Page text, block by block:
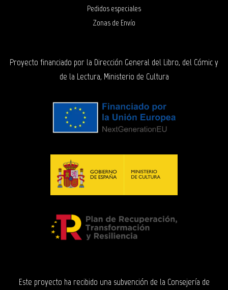
Pedidos especiales
Zonas de Envío
Proyecto financiado por la Dirección General del Libro, del Cómic y
de la Lectura, Ministerio de Cultura
Este proyecto ha recibido una subvención de la Consejería de